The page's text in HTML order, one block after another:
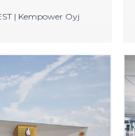
| Kempower Oyj
rahoitteisen
Britanniassa
uusien
taloudellisia